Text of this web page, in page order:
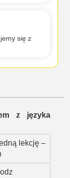
się z
z języka
lekcję –